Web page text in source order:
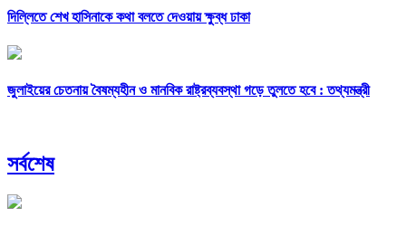
দিল্লিতে শেখ হাসিনাকে কথা বলতে দেওয়ায় ক্ষুব্ধ ঢাকা
জুলাইয়ের চেতনায় বৈষম্যহীন ও মানবিক রাষ্ট্রব্যবস্থা গড়ে তুলতে হবে : তথ্যমন্ত্রী
সর্বশেষ